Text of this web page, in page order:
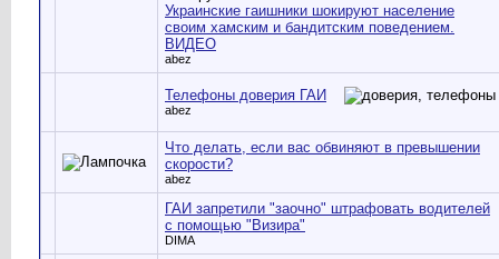
Украинские гаишники шокируют население
своим хамским и бандитским поведением.
ВИДЕО
abez
Телефоны доверия ГАИ
abez
Что делать, если вас обвиняют в превышении
скорости?
abez
ГАИ запретили "заочно" штрафовать водителей
с помощью "Визира"
DIMA